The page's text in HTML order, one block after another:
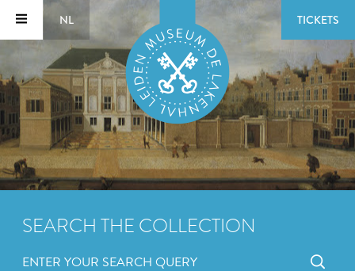
NL TICKETS
SEARCH THE COLLECTION